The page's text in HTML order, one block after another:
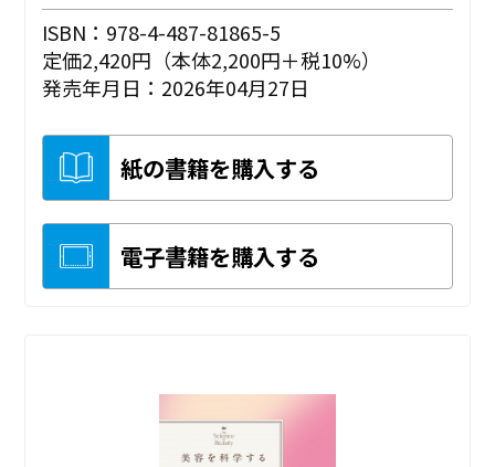
ISBN：978-4-487-81865-5
定価2,420円（本体2,200円＋税10%）
発売年月日：2026年04月27日
紙の書籍を購入する
電子書籍を購入する